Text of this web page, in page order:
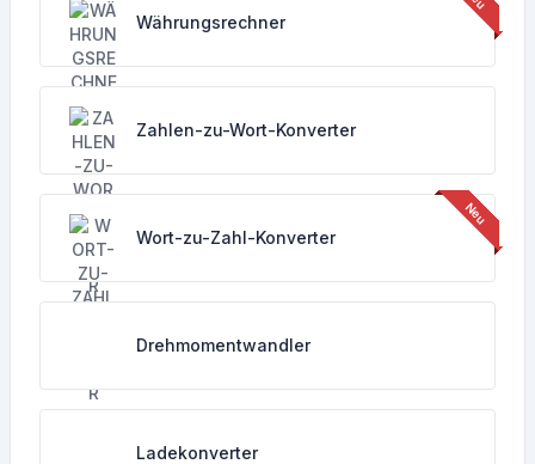
Währungsrechner
Zahlen-zu-Wort-Konverter
Wort-zu-Zahl-Konverter
Drehmomentwandler
Ladekonverter